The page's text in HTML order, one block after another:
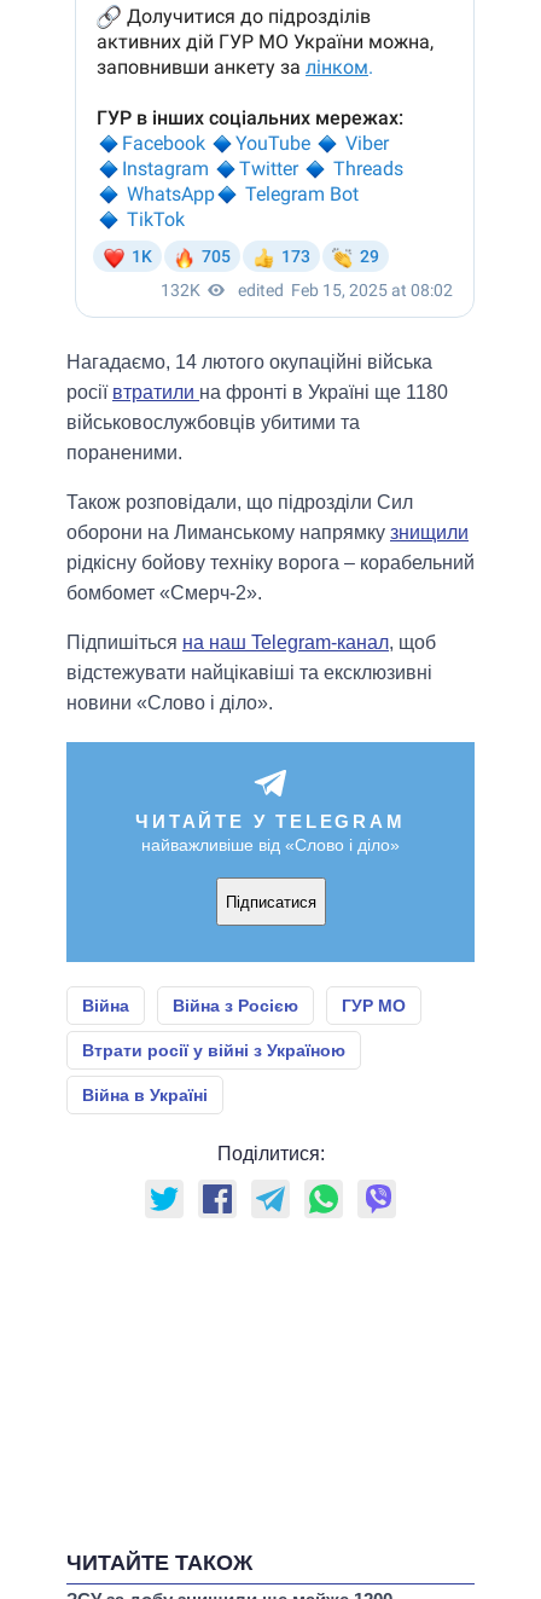
Нагадаємо, 14 лютого окупаційні війська
росії втратили на фронті в Україні ще 1180
військовослужбовців убитими та
пораненими.
Також розповідали, що підрозділи Сил
оборони на Лиманському напрямку знищили
рідкісну бойову техніку ворога – корабельний
бомбомет «Смерч-2».
Підпишіться на наш Telegram-канал, щоб
відстежувати найцікавіші та ексклюзивні
новини «Слово і діло».
ЧИТАЙТЕ У TELEGRAM
найважливіше від «Слово і діло»
Підписатися
Війна Війна з Росією ГУР МО
Втрати росії у війні з Україною
Війна в Україні
Поділитися:
ЧИТАЙТЕ ТАКОЖ